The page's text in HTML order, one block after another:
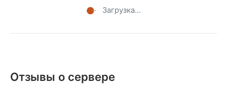
Загрузка...
Отзывы о сервере